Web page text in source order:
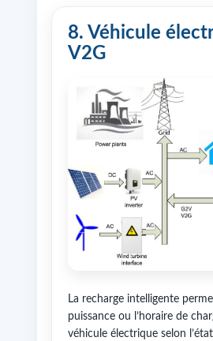
8. Véhicule
V2G
La recharge intelligente
puissance ou l’horaire de
véhicule électrique selon